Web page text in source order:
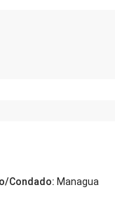
Condado: Managua